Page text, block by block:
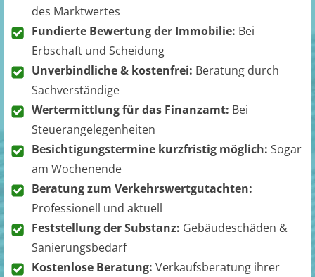
des Marktwertes
Fundierte Bewertung der Immobilie: Bei
Erbschaft und Scheidung
Unverbindliche & kostenfrei: Beratung durch
Sachverständige
Wertermittlung für das Finanzamt: Bei
Steuerangelegenheiten
Besichtigungstermine kurzfristig möglich: Sogar
am Wochenende
Beratung zum Verkehrswertgutachten:
Professionell und aktuell
Feststellung der Substanz: Gebäudeschäden &
Sanierungsbedarf
Kostenlose Beratung: Verkaufsberatung ihrer